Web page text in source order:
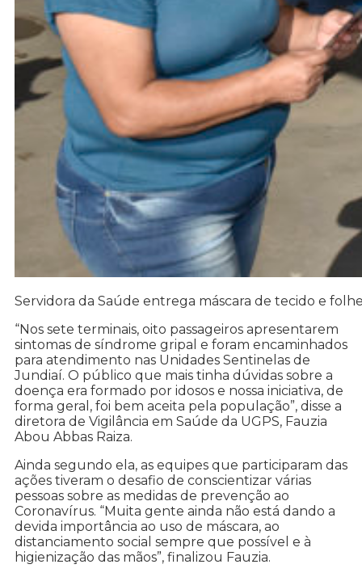
Servidora da Saúde entrega máscara de tecido e
“Nos sete terminais, oito passageiros apresentarem
sintomas de síndrome gripal e foram encaminhados
para atendimento nas Unidades Sentinelas de
Jundiaí. O público que mais tinha dúvidas sobre a
doença era formado por idosos e nossa iniciativa, de
forma geral, foi bem aceita pela população”, disse a
diretora de Vigilância em Saúde da UGPS, Fauzia
Abou Abbas Raiza.
Ainda segundo ela, as equipes que participaram das
ações tiveram o desafio de conscientizar várias
pessoas sobre as medidas de prevenção ao
Coronavírus. “Muita gente ainda não está dando a
devida importância ao uso de máscara, ao
distanciamento social sempre que possível e à
higienização das mãos”, finalizou Fauzia.